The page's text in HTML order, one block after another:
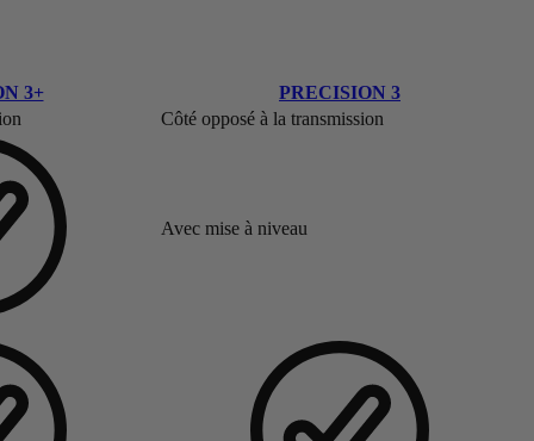
3+
PRECISION 3
Côté opposé à la transmission
Avec mise à niveau